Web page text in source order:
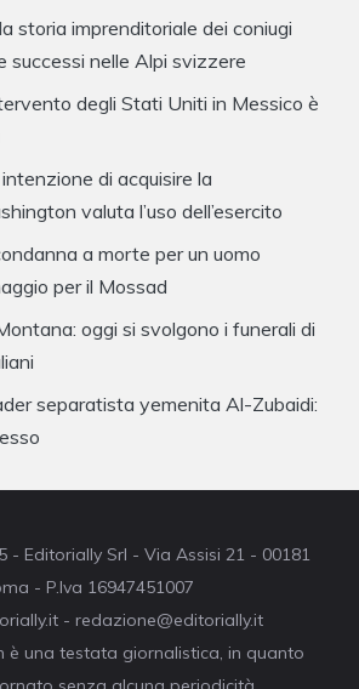
storia imprenditoriale dei coniugi
successi nelle Alpi svizzere
degli Stati Uniti in Messico è
di acquisire la
valuta l’uso dell’esercito
a morte per un uomo
per il Mossad
oggi si svolgono i funerali di
separatista yemenita Al-Zubaidi:
- Editorially Srl - Via Assisi 21 - 00181
- P.Iva 16947451007
- redazione@editorially.it
è una testata giornalistica, in quanto